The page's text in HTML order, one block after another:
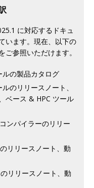
に対応するドキュ
います。現在、以下の
ご参照いただけます。
の製品カタログ
のリリースノート、
ベース & HPC ツール
ンパイラーのリリー
リリースノート、動
リリースノート、動